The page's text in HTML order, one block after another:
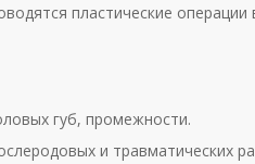
пластические операции
губ, промежности.
и травматических